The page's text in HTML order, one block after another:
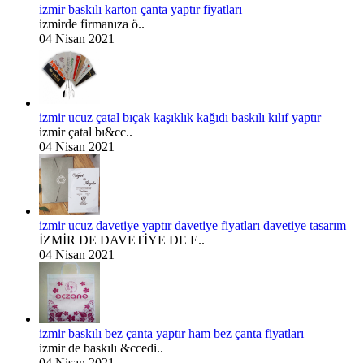
izmir baskılı karton çanta yaptır fiyatları
izmirde firmanıza ö..
04 Nisan 2021
izmir ucuz çatal bıçak kaşıklık kağıdı baskılı kılıf yaptır
izmir çatal bı&cc..
04 Nisan 2021
izmir ucuz davetiye yaptır davetiye fiyatları davetiye tasarım
İZMİR DE DAVETİYE DE E..
04 Nisan 2021
izmir baskılı bez çanta yaptır ham bez çanta fiyatları
izmir de baskılı &ccedi..